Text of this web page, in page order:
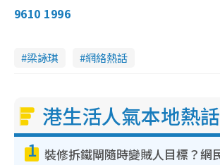
9610 1996
梁詠琪 網絡熱話
港生活人氣本地熱話
1